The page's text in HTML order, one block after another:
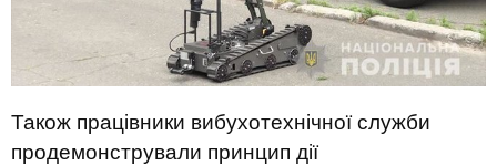
Також працівники вибухотехнічної служби
продемонстрували принцип дії